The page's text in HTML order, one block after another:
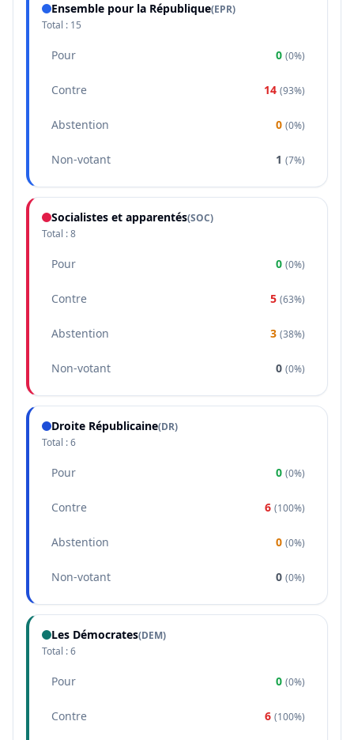
Ensemble pour la République(EPR)
Total : 15
Pour 0 (0%)
Contre 14 (93%)
Abstention 0 (0%)
Non-votant 1 (7%)
Socialistes et apparentés(SOC)
Total :8
Pour 0 (0%)
Contre 5 (63%)
Abstention 3 (38%)
Non-votant 0 (0%)
Droite Républicaine(DR)
Total :6
Pour 0 (0%)
Contre 6 (100%)
Abstention 0 (0%)
Non-votant 0 (0%)
Les Démocrates(DEM)
Total :6
Pour 0 (0%)
Contre 6 (100%)